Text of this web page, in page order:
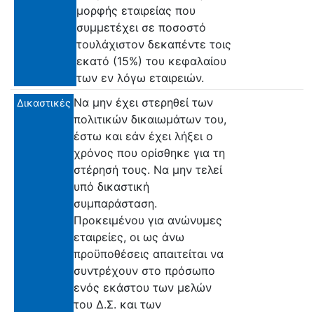
μορφής εταιρείας που
συμμετέχει σε ποσοστό
τουλάχιστον δεκαπέντε τοις
εκατό (15%) του κεφαλαίου
των εν λόγω εταιρειών.
Δικαστικές Να μην έχει στερηθεί των
πολιτικών δικαιωμάτων του,
έστω και εάν έχει λήξει ο
χρόνος που ορίσθηκε για τη
στέρησή τους. Να μην τελεί
υπό δικαστική
συμπαράσταση.
Προκειμένου για ανώνυμες
εταιρείες, οι ως άνω
προϋποθέσεις απαιτείται να
συντρέχουν στο πρόσωπο
ενός εκάστου των μελών
του Δ.Σ. και των